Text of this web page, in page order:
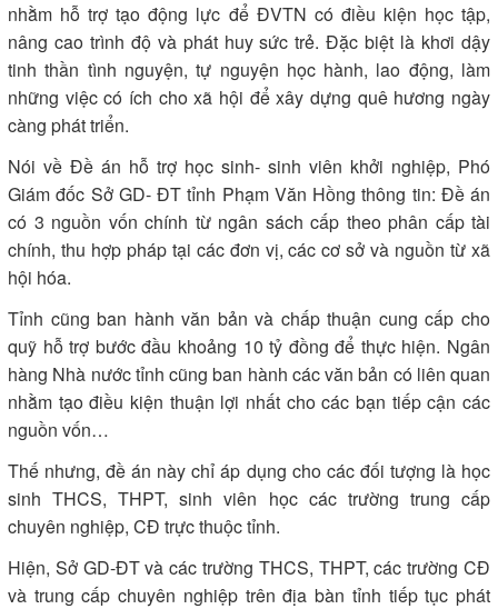
nhằm hỗ trợ tạo động lực để ĐVTN có điều kiện học tập,
nâng cao trình độ và phát huy sức trẻ. Đặc biệt là khơi dậy
tinh thần tình nguyện, tự nguyện học hành, lao động, làm
những việc có ích cho xã hội để xây dựng quê hương ngày
càng phát triển.
Nói về Đề án hỗ trợ học sinh- sinh viên khởi nghiệp, Phó
Giám đốc Sở GD- ĐT tỉnh Phạm Văn Hồng thông tin: Đề án
có 3 nguồn vốn chính từ ngân sách cấp theo phân cấp tài
chính, thu hợp pháp tại các đơn vị, các cơ sở và nguồn từ xã
hội hóa.
Tỉnh cũng ban hành văn bản và chấp thuận cung cấp cho
quỹ hỗ trợ bước đầu khoảng 10 tỷ đồng để thực hiện. Ngân
hàng Nhà nước tỉnh cũng ban hành các văn bản có liên quan
nhằm tạo điều kiện thuận lợi nhất cho các bạn tiếp cận các
nguồn vốn…
Thế nhưng, đề án này chỉ áp dụng cho các đối tượng là học
sinh THCS, THPT, sinh viên học các trường trung cấp
chuyên nghiệp, CĐ trực thuộc tỉnh.
Hiện, Sở GD-ĐT và các trường THCS, THPT, các trường CĐ
và trung cấp chuyên nghiệp trên địa bàn tỉnh tiếp tục phát